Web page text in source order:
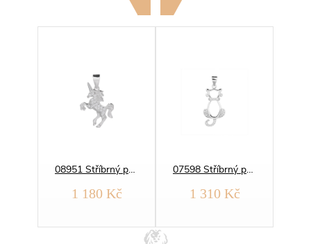
08951 Stříbrný přívěsek JEDNOROŽEC zářivý
1 180 Kč
07598 Stříbrný přívěsek KOČKA
1 310 Kč